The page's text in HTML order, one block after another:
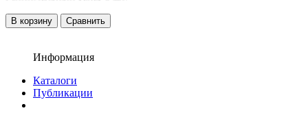
В корзину Сравнить
Информация
Каталоги
Публикации